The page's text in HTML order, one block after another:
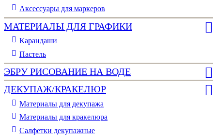
Аксессуары для маркеров
МАТЕРИАЛЫ ДЛЯ ГРАФИКИ
Карандаши
Пастель
ЭБРУ РИСОВАНИЕ НА ВОДЕ
ДЕКУПАЖ/КРАКЕЛЮР
Материалы для декупажа
Материалы для кракелюра
Cалфетки декупажные